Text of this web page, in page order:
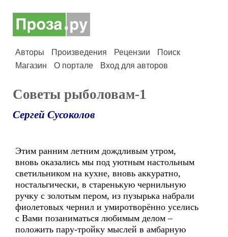
Авторы Произведения Рецензии
Поиск
Магазин
О портале Вход для авторов
Советы рыболовам-1
Сергей Сусоколов
Этим ранним летним дождливым утром,
вновь оказались мы под уютным настольным
светильником на кухне, вновь аккуратно,
ностальгически, в старенькую чернильную
ручку с золотым пером, из пузырька набрали
фиолетовых чернил и умиротворённо уселись
с Вами позаниматься любимым делом –
положить пару-тройку мыслей в амбарную